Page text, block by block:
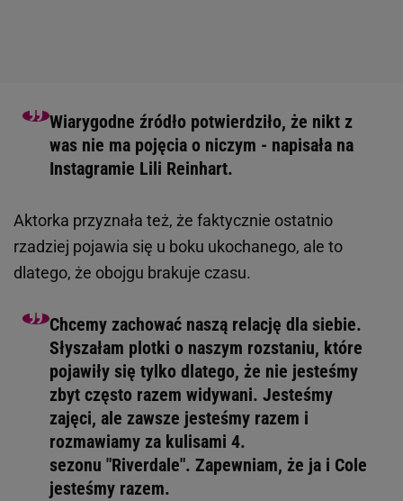
Wiarygodne źródło potwierdziło, że nikt z
was nie ma pojęcia o niczym - napisała na
Instagramie Lili Reinhart.
Aktorka przyznała też, że faktycznie ostatnio
rzadziej pojawia się u boku ukochanego, ale to
dlatego, że obojgu brakuje czasu.
Chcemy zachować naszą relację dla siebie.
Słyszałam plotki o naszym rozstaniu, które
pojawiły się tylko dlatego, że nie jesteśmy
zbyt często razem widywani. Jesteśmy
zajęci, ale zawsze jesteśmy razem i
rozmawiamy za kulisami 4.
sezonu "Riverdale". Zapewniam, że ja i Cole
jesteśmy razem.